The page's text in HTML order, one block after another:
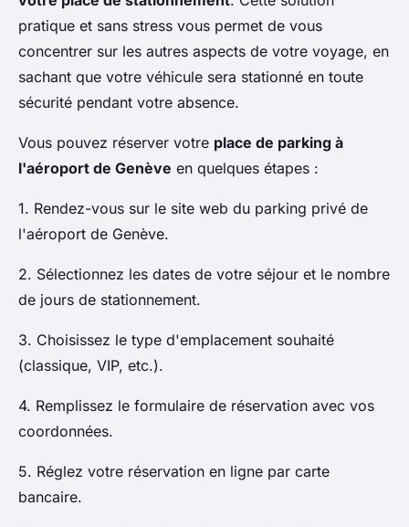
pratique et sans stress vous permet de vous
concentrer sur les autres aspects de votre voyage, en
sachant que votre véhicule sera stationné en toute
sécurité pendant votre absence.
Vous pouvez réserver votre place de parking à
l'aéroport de Genève en quelques étapes :
1. Rendez-vous sur le site web du parking privé de
l'aéroport de Genève.
2. Sélectionnez les dates de votre séjour et le nombre
de jours de stationnement.
3. Choisissez le type d'emplacement souhaité
(classique, VIP, etc.).
4. Remplissez le formulaire de réservation avec vos
coordonnées.
5. Réglez votre réservation en ligne par carte
bancaire.